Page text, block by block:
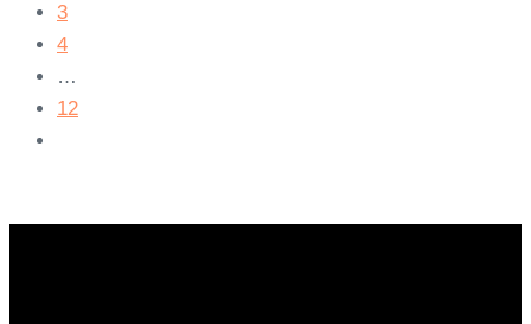
3
4
…
12